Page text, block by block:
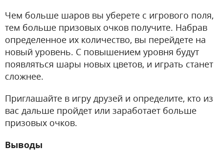
Чем больше шаров вы уберете с игрового поля,
тем больше призовых очков получите. Набрав
определенное их количество, вы перейдете на
новый уровень. С повышением уровня будут
появляться шары новых цветов, и играть станет
сложнее.
Приглашайте в игру друзей и определите, кто из
вас дальше пройдет или заработает больше
призовых очков.
Выводы